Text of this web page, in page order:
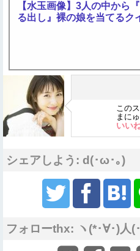
【水玉画像】3人の中から
る出し』裸の娘を当てるク
この
まに
いい
シェアしよう: d(･ω･｡)
フォローthx: ヽ(*･∀･)人(